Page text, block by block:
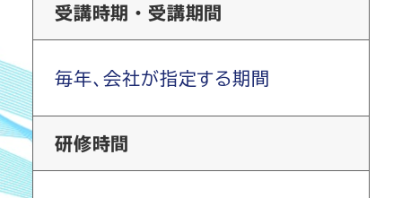
受講時期・受講期間
毎年、会社が指定する期間
研修時間